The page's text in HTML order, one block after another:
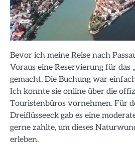
Bevor ich meine Reise nach
Voraus eine Reservierung für das
gemacht. Die Buchung war
Ich konnte sie online über die
Touristenbüros vornehmen. Für
Dreiflüsseeck gab es eine
gerne zahlte, um dieses
erleben.